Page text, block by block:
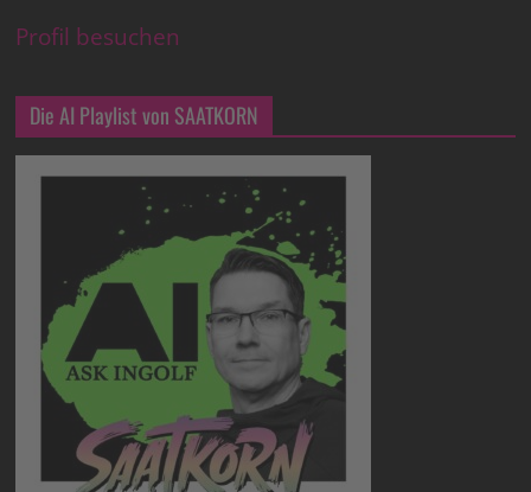
Profil besuchen
Die AI Playlist von SAATKORN